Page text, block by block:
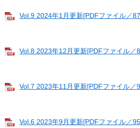
Vol.9 2024年1月更新[PDFファイル／
Vol.8 2023年12月更新[PDFファイル／
Vol.7 2023年11月更新[PDFファイル／
Vol.6 2023年9月更新[PDFファイル／